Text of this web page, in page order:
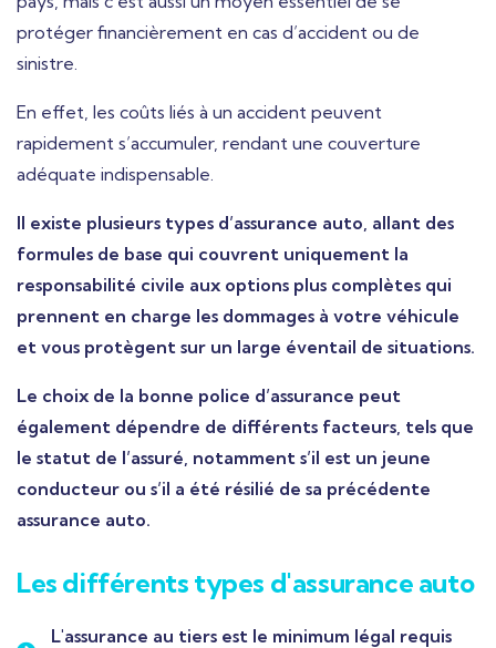
protéger financièrement en cas d’accident ou de
sinistre.
En effet, les coûts liés à un accident peuvent
rapidement s’accumuler, rendant une couverture
adéquate indispensable.
Il existe plusieurs types d’assurance auto, allant des
formules de base qui couvrent uniquement la
responsabilité civile aux options plus complètes qui
prennent en charge les dommages à votre véhicule
et vous protègent sur un large éventail de situations.
Le choix de la bonne police d’assurance peut
également dépendre de différents facteurs, tels que
le statut de l’assuré, notamment s’il est un jeune
conducteur ou s’il a été résilié de sa précédente
assurance auto.
Les différents types d'assurance auto
L'assurance au tiers est le minimum légal requis